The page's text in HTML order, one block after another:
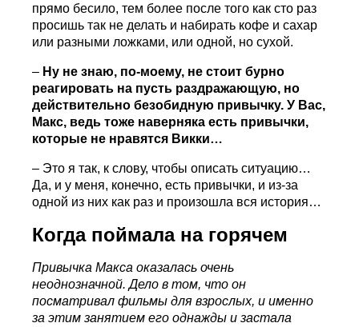
прямо бесило, тем более после того как сто раз
просишь так не делать и набирать кофе и сахар
или разными ложками, или одной, но сухой.
– Ну не знаю, по-моему, не стоит бурно
реагировать на пусть раздражающую, но
действительно безобидную привычку. У Вас,
Макс, ведь тоже наверняка есть привычки,
которые не нравятся Викки…
– Это я так, к слову, чтобы описать ситуацию…
Да, и у меня, конечно, есть привычки, и из-за
одной из них как раз и произошла вся история…
Когда поймала на горячем
Привычка Макса оказалась очень
неоднозначной. Дело в том, что он
посматривал фильмы для взрослых, и именно
за этим занятием его однажды и застала